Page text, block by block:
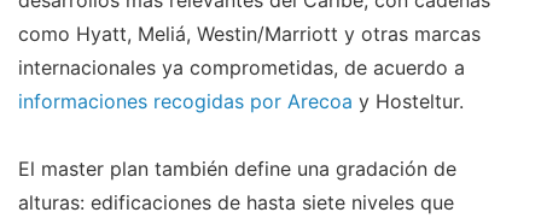
como Hyatt, Meliá, Westin/Marriott y otras marcas
internacionales ya comprometidas, de acuerdo a
informaciones recogidas por Arecoa y Hosteltur.
El master plan también define una gradación de
alturas: edificaciones de hasta siete niveles que